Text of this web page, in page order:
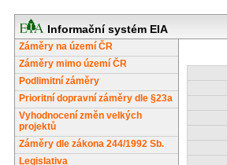
Informační systém EIA
Záměry na území ČR
Záměry mimo území ČR
Podlimitní záměry
Prioritní dopravní záměry dle §23a
Vyhodnocení změn velkých
projektů
Záměry dle zákona 244/1992 Sb.
Legislativa